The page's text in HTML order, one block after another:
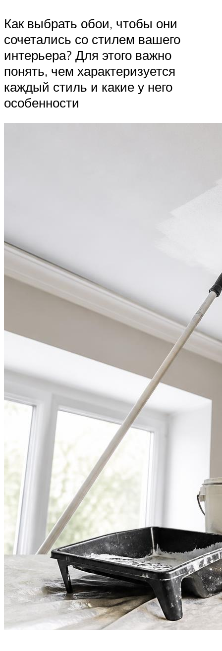
Как выбрать обои, чтобы они
сочетались со стилем вашего
интерьера? Для этого важно
понять, чем характеризуется
каждый стиль и какие у него
особенности